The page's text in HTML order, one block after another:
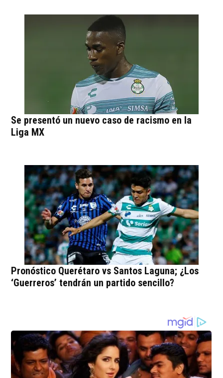
Se presentó un nuevo caso de racismo en la
Liga MX
Pronóstico Querétaro vs Santos Laguna; ¿Los
‘Guerreros’ tendrán un partido sencillo?